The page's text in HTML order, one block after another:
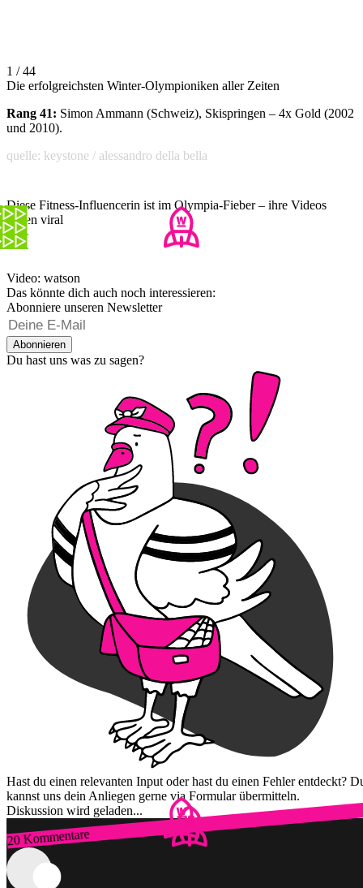
1 / 44
Die erfolgreichsten Winter-Olympioniken aller Zeiten
Rang 41: Simon Ammann (Schweiz), Skispringen – 4x Gold (2002
und 2010).
quelle: keystone / alessandro della bella
Diese Fitness-Influencerin ist im Olympia-Fieber – ihre Videos
gehen viral
Video: watson
Das könnte dich auch noch interessieren:
Abonniere unseren Newsletter
Abonnieren
Du hast uns was zu sagen?
Hast du einen relevanten Input oder hast du einen Fehler entdeckt?
kannst uns dein Anliegen gerne via Formular übermitteln.
Diskussion wird geladen...
20 Kommentare
Zum Login